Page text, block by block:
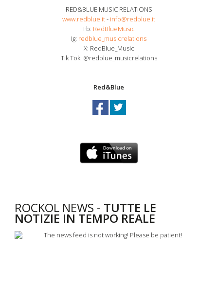
RED&BLUE MUSIC RELATIONS
www.redblue.it- info@redblue.it
Fb: RedBlueMusic
Ig: redblue_musicrelations
X: RedBlue_Music
Tik Tok: @redblue_musicrelations
Red&Blue
ROCKOL NEWS - TUTTE LE
NOTIZIE IN TEMPO REALE